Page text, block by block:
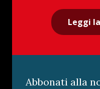
Leggi
Abbonati alla